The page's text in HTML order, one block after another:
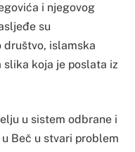
i njegovog
su
islamska
slika koja je poslata iz
u sistem odbrane i
Beč u stvari problem